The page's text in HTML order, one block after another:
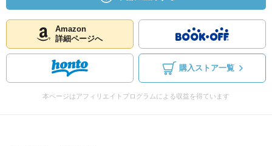
Amazon
詳細ページへ
購入ストア一覧
本ページはアフィリエイトプログラムによる収益を得ています